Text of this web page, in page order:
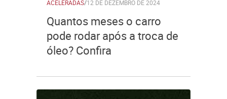
ACELERADAS/12 DE DEZEMBRO DE 2024
Quantos meses o carro
pode rodar após a troca de
óleo? Confira